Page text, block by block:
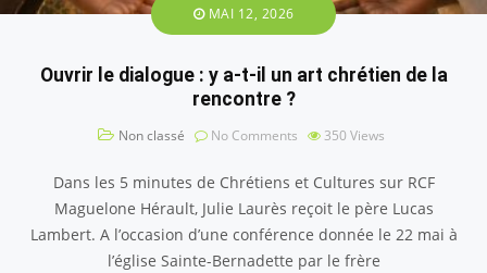
MAI 12, 2026
Ouvrir le dialogue : y a-t-il un art chrétien de la
rencontre ?
Non classé No Comments 350 Views
Dans les 5 minutes de Chrétiens et Cultures sur RCF
Maguelone Hérault, Julie Laurès reçoit le père Lucas
Lambert. A l’occasion d’une conférence donnée le 22 mai à
l’église Sainte-Bernadette par le frère